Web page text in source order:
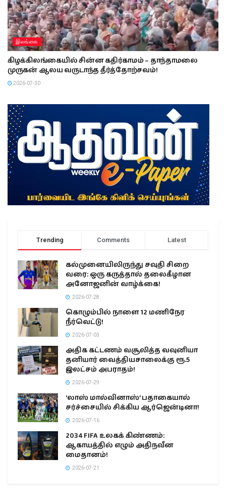
இலங்கை
கிழக்கிலங்கையில் சின்ன கதிர்காமம் – தாந்தாமலை
முருகன் ஆலய வருடாந்த தீர்த்தோற்சவம்!
2026-07-30
Trending Comments Latest
கல்முனையிலிருந்து சவுதி சிறை
வரை: ஒரு கருத்தால் தலைகீழான
அனோஜனின் வாழ்க்கை!
2026-07-28
கொழும்பில் நாளை 12 மணிநேர
நீர்வெட்டு!
2026-07-03
அதிக கட்டணம் வசூலித்த வவுனியா
தனியார் வைத்தியசாலைக்கு ரூ.5
இலட்சம் அபராதம்!
2026-07-29
‘லாஸ் மால்வினாஸ்’ பதாகையால்
சர்ச்சையில் சிக்கிய ஆர்ஜென்டினா!
2026-07-16
2034 FIFA உலகக் கிண்ணம்:
ஆகாயத்தில் எழும் அதிநவீன
மைதானம்!
2026-07-21